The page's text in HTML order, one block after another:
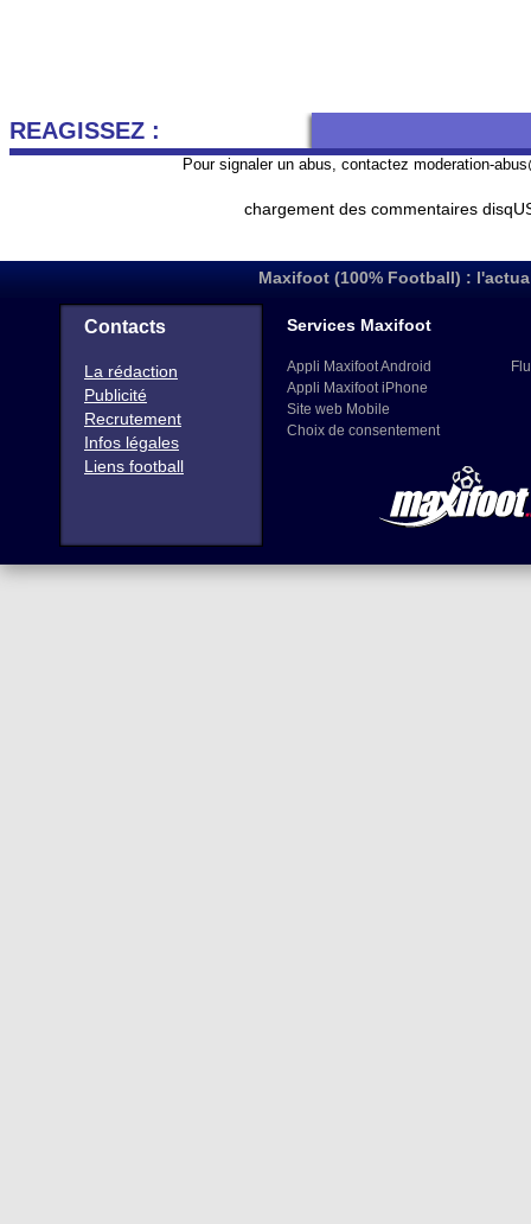
REAGISSEZ :
Pour signaler un abus, contactez moderation-
chargement des commentaires
Maxifoot (100% Football) :
Contacts
La rédaction
Publicité
Recrutement
Infos légales
Liens football
Services Maxifoot
Appli Maxifoot Android
Appli Maxifoot iPhone
Site web Mobile
Choix de consentement